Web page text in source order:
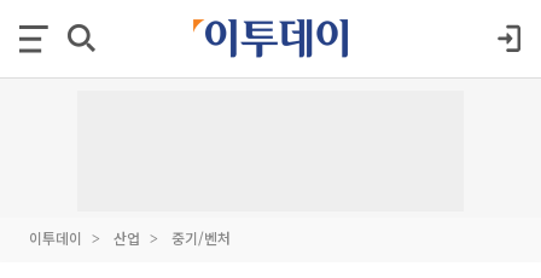
이투데이 산업 중기/벤처